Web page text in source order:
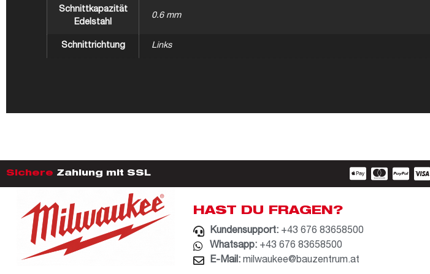
Schnittkapazität
Edelstahl
0.6 mm
Schnittrichtung Links
Sichere Zahlung mit SSL
HAST DU FRAGEN?
Kundensupport: +43 676 83658500
Whatsapp: +43 676 83658500
E-Mail: milwaukee@bauzentrum.at